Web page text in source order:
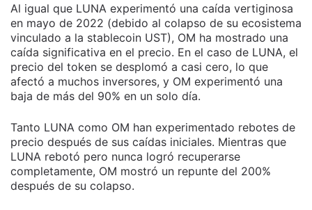
Al igual que LUNA experimentó una caída vertiginosa
en mayo de 2022 (debido al colapso de su ecosistema
vinculado a la stablecoin UST), OM ha mostrado una
caída significativa en el precio. En el caso de LUNA, el
precio del token se desplomó a casi cero, lo que
afectó a muchos inversores, y OM experimentó una
baja de más del 90% en un solo día.
Tanto LUNA como OM han experimentado rebotes de
precio después de sus caídas iniciales. Mientras que
LUNA rebotó pero nunca logró recuperarse
completamente, OM mostró un repunte del 200%
después de su colapso.